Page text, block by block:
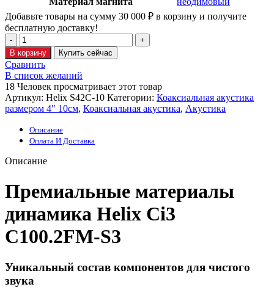
Добавьте товары на сумму 30 000 ₽ в корзину и получите
бесплатную доставку!
В корзину Купить сейчас
Сравнить
В список желаний
18 Человек просматривает этот товар
Артикул: Helix S42C-10 Категории: Коаксиальная акустика
размером 4" 10см, Коаксиальная акустика, Акустика
Описание
Оплата И Доставка
Описание
Премиальные материалы
динамика Helix Ci3
C100.2FM-S3
Уникальный состав компонентов для чистого
звука